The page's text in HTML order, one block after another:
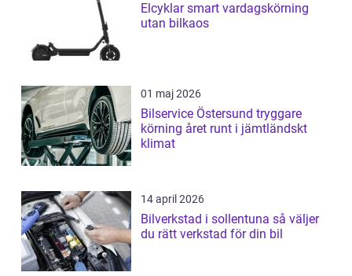
Elcyklar smart vardagskörning
utan bilkaos
01 maj 2026
Bilservice Östersund tryggare
körning året runt i jämtländskt
klimat
14 april 2026
Bilverkstad i sollentuna så väljer
du rätt verkstad för din bil